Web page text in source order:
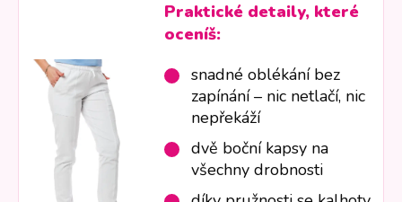
Praktické detaily, které
oceníš:
snadné oblékání bez
zapínání – nic netlačí, nic
nepřekáží
dvě boční kapsy na
všechny drobnosti